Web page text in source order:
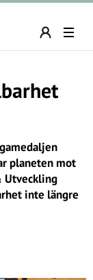
planeten mot
Utveckling
inte längre